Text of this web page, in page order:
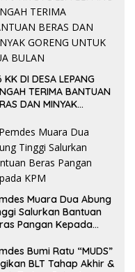
KK DI DESA LEPANG
TERIMA BANTUAN
DAN MINYAK
Muara Dua Abung
Salurkan Bantuan
Pangan Kepada
Bumi Ratu “MUDS”
BLT Tahap Akhir &